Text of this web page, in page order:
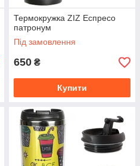
Термокружка ZIZ Еспресо
патронум
Під замовлення
650 ₴
Купити